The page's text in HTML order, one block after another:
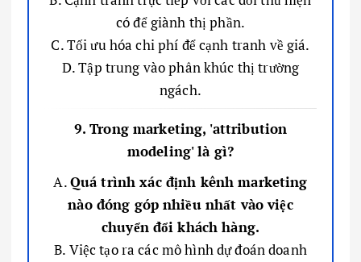
có để giành thị phần.
C. Tối ưu hóa chi phí để cạnh tranh về giá.
D. Tập trung vào phân khúc thị trường
ngách.
9. Trong marketing, 'attribution
modeling' là gì?
A.Quá trình xác định kênh marketing
nào đóng góp nhiều nhất vào việc
chuyển đổi khách hàng.
B. Việc tạo ra các mô hình dự đoán doanh